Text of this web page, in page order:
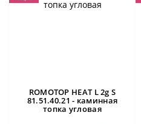
ROMOTOP HEAT L 2g S
81.51.40.21 - каминная
топка угловая